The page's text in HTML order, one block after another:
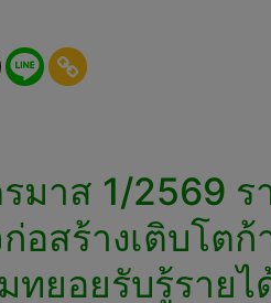
มาส 1/2569 ร
อสร้างเติบโต
ทยอยรับรู้ราย